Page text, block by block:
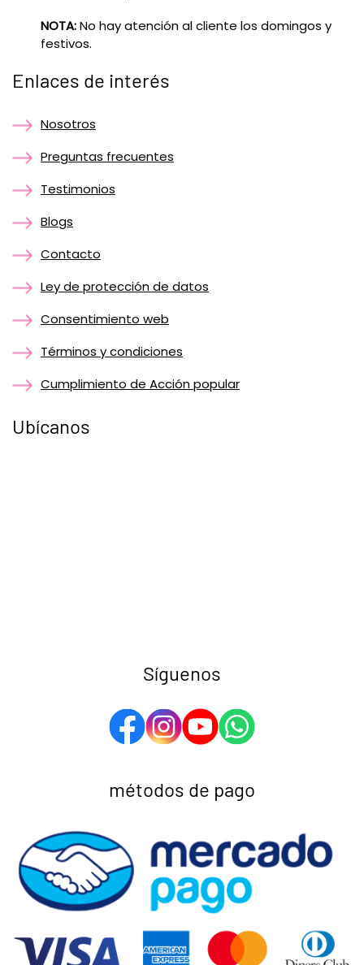
NOTA:No hay atención al cliente los domingos y
festivos.
Enlaces de interés
Nosotros
Preguntas frecuentes
Testimonios
Blogs
Contacto
Ley de protección de datos
Consentimiento web
Términos y condiciones
Cumplimiento de Acción popular
Ubícanos
Síguenos
métodos de pago